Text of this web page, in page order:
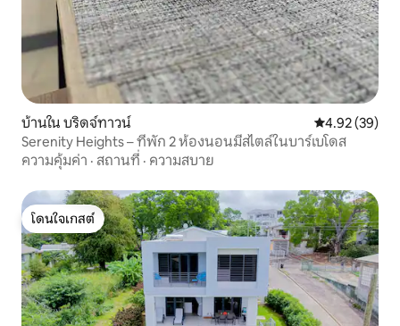
บ้านใน บริดจ์ทาวน์ คะแนนเฉลี่ย
4.92 (39)
Serenity Heights – ที่พัก 2 ห้องนอนมีสไตล์ในบาร์เบโดส
ความคุ้มค่า · สถานที่ · ความสบาย
โดนใจเกสต์
โดนใจเกสต์